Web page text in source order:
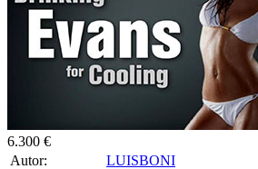
6.300 €
Autor:
LUISBONI